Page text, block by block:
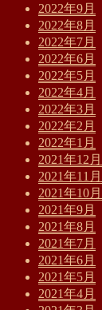
2022年9月
2022年8月
2022年7月
2022年6月
2022年5月
2022年4月
2022年3月
2022年2月
2022年1月
2021年12月
2021年11月
2021年10月
2021年9月
2021年8月
2021年7月
2021年6月
2021年5月
2021年4月